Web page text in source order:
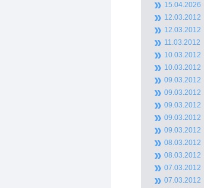
15.04.2026
12.03.2012
12.03.2012
11.03.2012
10.03.2012
10.03.2012
09.03.2012
09.03.2012
09.03.2012
09.03.2012
09.03.2012
08.03.2012
08.03.2012
07.03.2012
07.03.2012